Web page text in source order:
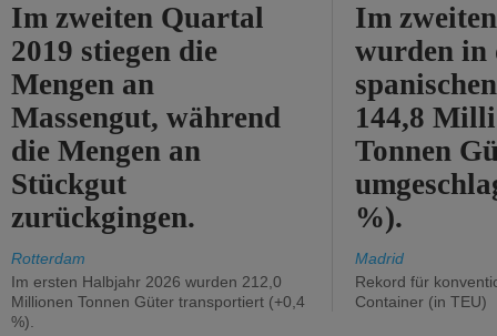
Im zweiten Quartal
2019 stiegen die
Mengen an
Massengut, während
die Mengen an
Stückgut
zurückgingen.
Rotterdam
Im ersten Halbjahr 2026 wurden 212,0
Millionen Tonnen Güter transportiert (+0,4
%).
Im
wurden in
144,8
Tonnen
%).
Madrid
Rekord für
Container (in TEU)